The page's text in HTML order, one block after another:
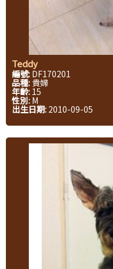
Teddy
編號: DF170201
品種: 貴婦
年齡: 15
性別: M
出生日期: 2010-09-05